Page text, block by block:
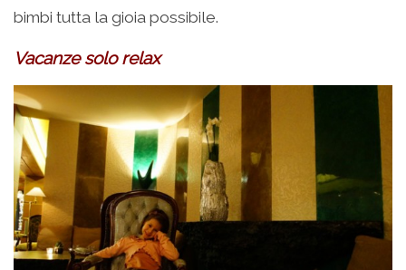
bimbi tutta la gioia possibile.
Vacanze solo relax